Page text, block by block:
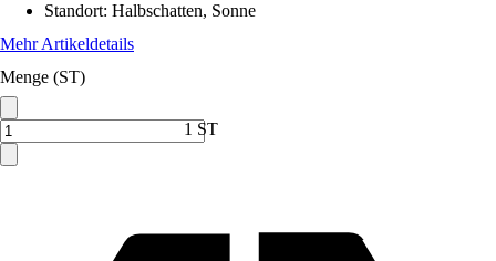
Standort: Halbschatten, Sonne
Mehr Artikeldetails
Menge (ST)
1 ST